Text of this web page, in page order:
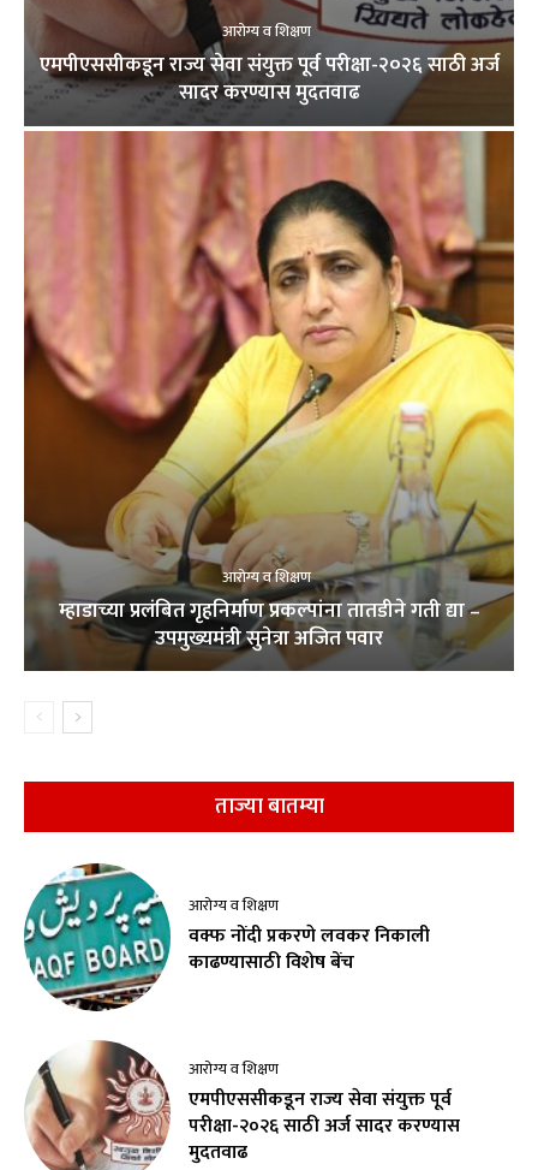
आरोग्य व शिक्षण
एमपीएससीकडून राज्य सेवा संयुक्त पूर्व परीक्षा-२०२६ साठी अर्ज
सादर करण्यास मुदतवाढ
आरोग्य व शिक्षण
म्हाडाच्या प्रलंबित गृहनिर्माण प्रकल्पांना तातडीने गती द्या –
उपमुख्यमंत्री सुनेत्रा अजित पवार
ताज्या बातम्या
आरोग्य व शिक्षण
वक्फ नोंदी प्रकरणे लवकर निकाली
काढण्यासाठी विशेष बेंच
आरोग्य व शिक्षण
एमपीएससीकडून राज्य सेवा संयुक्त पूर्व
परीक्षा-२०२६ साठी अर्ज सादर करण्यास
मुदतवाढ